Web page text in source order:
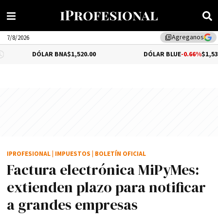
library_addAgreganos
7/8/2026
DÓLAR BNA$1,520.00 DÓLAR BLUE-0.66%$1,530.00
Factura electrónica MiPyMes:
extienden plazo para notificar
a grandes empresas
IPROFESIONAL IMPUESTOS BOLETÍN OFICIAL